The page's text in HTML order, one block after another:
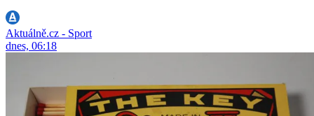
Aktuálně.cz - Sport
dnes, 06:18